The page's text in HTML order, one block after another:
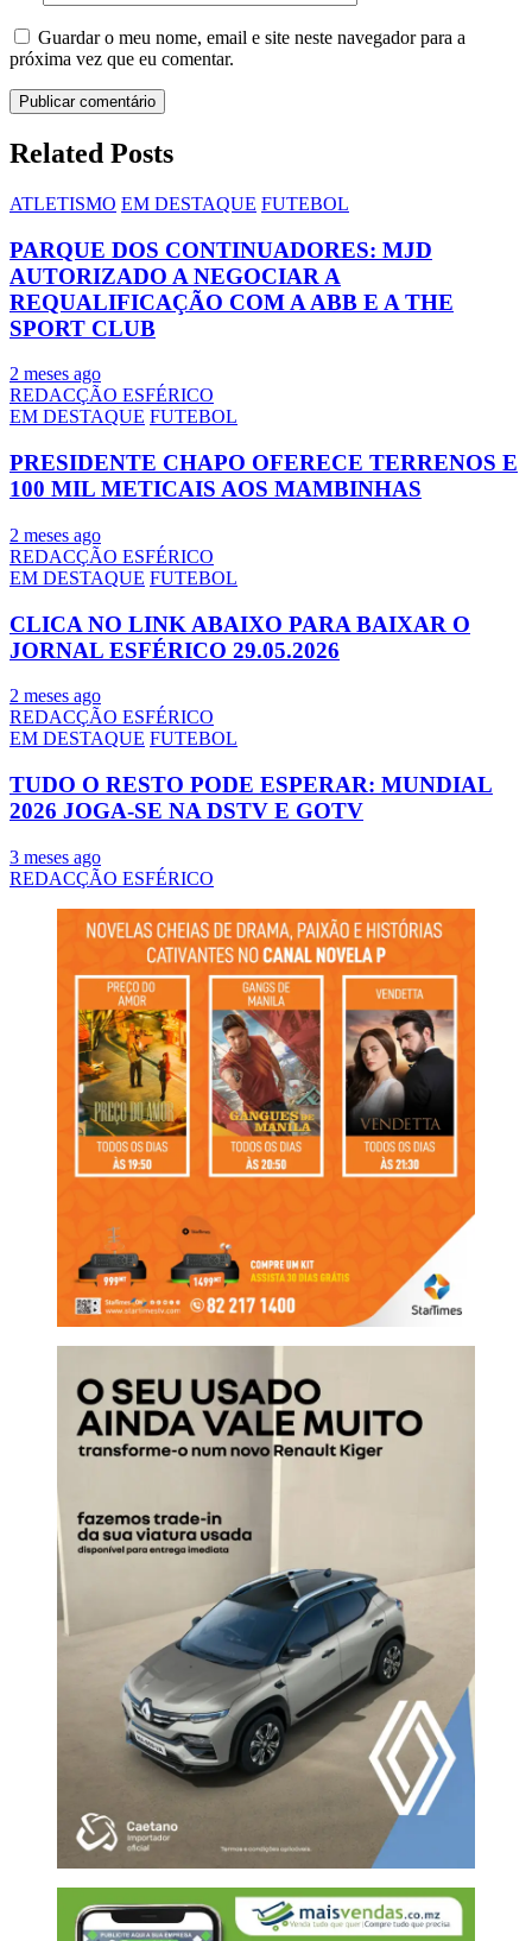
Guardar o meu nome, email e site neste navegador para a
próxima vez que eu comentar.
Related Posts
ATLETISMO EM DESTAQUE FUTEBOL
PARQUE DOS CONTINUADORES: MJD
AUTORIZADO A NEGOCIAR A
REQUALIFICAÇÃO COM A ABB E A THE
SPORT CLUB
2 meses ago
REDACÇÃO ESFÉRICO
EM DESTAQUE FUTEBOL
PRESIDENTE CHAPO OFERECE TERRENOS E
100 MIL METICAIS AOS MAMBINHAS
2 meses ago
REDACÇÃO ESFÉRICO
EM DESTAQUE FUTEBOL
CLICA NO LINK ABAIXO PARA BAIXAR O
JORNAL ESFÉRICO 29.05.2026
2 meses ago
REDACÇÃO ESFÉRICO
EM DESTAQUE FUTEBOL
TUDO O RESTO PODE ESPERAR: MUNDIAL
2026 JOGA-SE NA DSTV E GOTV
3 meses ago
REDACÇÃO ESFÉRICO